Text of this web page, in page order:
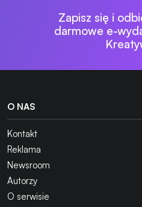
Zapisz się i
darmowe e-
O NAS
Kontakt
Reklama
Newsroom
Autorzy
O serwisie